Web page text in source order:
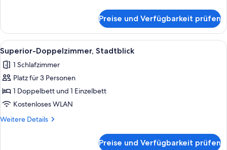
Doppelzimmer
zur
Einzelnutzung,
Stadtblick
Preise und Verfügbarkeit prüfen
Alle
Fotos
für
Superior-
Doppelzimmer,
Stadtblick
anzeigen
Ein mehrstöckiges Gebäude mit
2
Superior-Doppelzimmer, Stadtblick
1 Schlafzimmer
Platz für 3 Personen
1 Doppelbett und 1 Einzelbett
Kostenloses WLAN
Weitere Details
Weitere
Preise und Verfügbarkeit prüfen